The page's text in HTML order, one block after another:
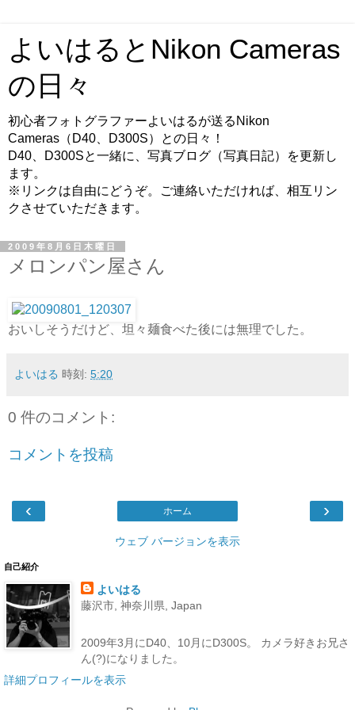
よいはるとNikon Cameras
の日々
初心者フォトグラファーよいはるが送るNikon
Cameras（D40、D300S）との日々！
D40、D300Sと一緒に、写真ブログ（写真日記）を更新し
ます。
※リンクは自由にどうぞ。ご連絡いただければ、相互リン
クさせていただきます。
2009年8月6日木曜日
メロンパン屋さん
おいしそうだけど、坦々麺食べた後には無理でした。
よいはる 時刻: 5:20
0 件のコメント:
コメントを投稿
‹ ›
ホーム
ウェブ バージョンを表示
自己紹介
よいはる
藤沢市, 神奈川県, Japan
2009年3月にD40、10月にD300S。 カメラ好きお兄さ
ん(?)になりました。
詳細プロフィールを表示